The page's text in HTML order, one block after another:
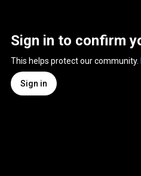
Sign in to confirm
This helps protect our community.
Sign in